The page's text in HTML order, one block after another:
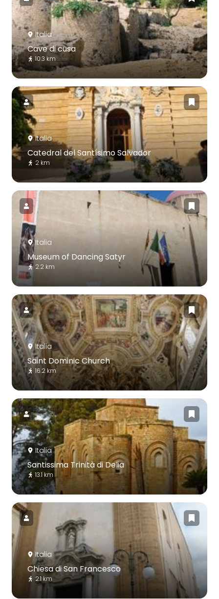
Italia
Cave di cusa
10.3 km
Italia
Catedral del Santísimo Salvador
2 km
Italia
Museum of Dancing Satyr
2.2 km
Italia
Saint Dominic Church
16.2 km
Italia
Santissima Trinità di Delia
13.1 km
Italia
Chiesa di San Francesco
2.1 km